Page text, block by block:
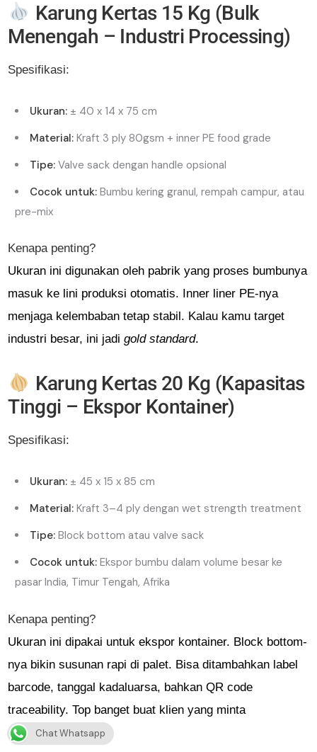
Karung Kertas 15 Kg (Bulk
Menengah – Industri Processing)
Spesifikasi:
Ukuran: ± 40 x 14 x 75 cm
Material: Kraft 3 ply 80gsm + inner PE food grade
Tipe: Valve sack dengan handle opsional
Cocok untuk: Bumbu kering granul, rempah campur, atau
pre-mix
Kenapa penting?
Ukuran ini digunakan oleh pabrik yang proses bumbunya
masuk ke lini produksi otomatis. Inner liner PE-nya
menjaga kelembaban tetap stabil. Kalau kamu target
industri besar, ini jadigold standard.
Karung Kertas 20 Kg (Kapasitas
Tinggi – Ekspor Kontainer)
Spesifikasi:
Ukuran: ± 45 x 15 x 85 cm
Material: Kraft 3–4 ply dengan wet strength treatment
Tipe: Block bottom atau valve sack
Cocok untuk: Ekspor bumbu dalam volume besar ke
pasar India, Timur Tengah, Afrika
Kenapa penting?
Ukuran ini dipakai untuk ekspor kontainer. Block bottom-
nya bikin susunan rapi di palet. Bisa ditambahkan label
barcode, tanggal kadaluarsa, bahkan QR code
traceability. Top banget buat klien yang minta
standarisasi global.
Chat Whatsapp